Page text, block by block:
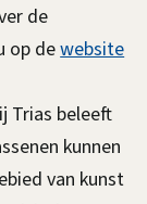
de
op dewebsite
Trias beleeft
kunnen
van kunst